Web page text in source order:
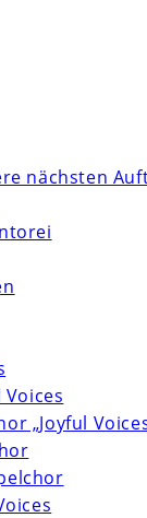
nächsten
„Joyful